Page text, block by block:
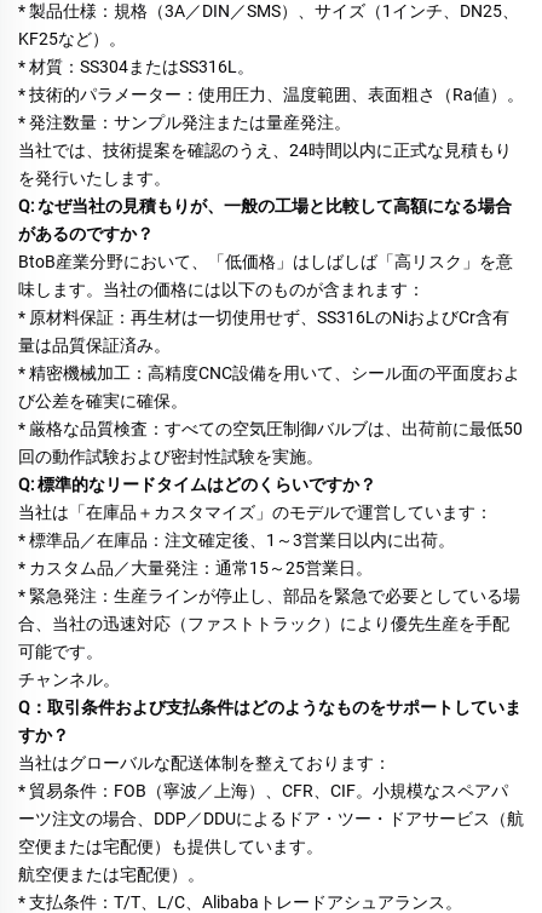
* 製品仕様：規格（3A／DIN／SMS）、サイズ（1インチ、DN25、
KF25など）。
* 材質：SS304またはSS316L。
* 発注数量：サンプル発注または量産発注。
当社では、技術提案を確認のうえ、24時間以内に正式な見積もり
を発行いたします。
Q: なぜ当社の見積もりが、一般の工場と比較して高額になる場合
があるのですか？
BtoB産業分野において、「低価格」はしばしば「高リスク」を意
味します。当社の価格には以下のものが含まれます：
* 原材料保証：再生材は一切使用せず、SS316LのNiおよびCr含有
量は品質保証済み。
* 精密機械加工：高精度CNC設備を用いて、シール面の平面度およ
び公差を確実に確保。
* 厳格な品質検査：すべての空気圧制御バルブは、出荷前に最低50
回の動作試験および密封性試験を実施。
Q: 標準的なリードタイムはどのくらいですか？
当社は「在庫品＋カスタマイズ」のモデルで運営しています：
* 標準品／在庫品：注文確定後、1～3営業日以内に出荷。
* カスタム品／大量発注：通常15～25営業日。
* 緊急発注：生産ラインが停止し、部品を緊急で必要としている場
合、当社の迅速対応（ファストトラック）により優先生産を手配
可能です。
チャンネル。
Q：取引条件および支払条件はどのようなものをサポートしていま
すか？
当社はグローバルな配送体制を整えております：
* 貿易条件：FOB（寧波／上海）、CFR、CIF。小規模なスペアパ
ーツ注文の場合、DDP／DDUによるドア・ツー・ドアサービス（航
空便または宅配便）も提供しています。
航空便または宅配便）。
* 支払条件：T/T、L/C、Alibabaトレードアシュアランス。